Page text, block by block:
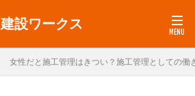
建設ワークス
女性だと施工管理はきつい？施工管理としての働